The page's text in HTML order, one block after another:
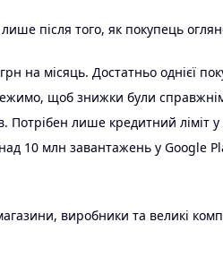
після того, як покупець
на місяць. Достатньо однієї
щоб знижки були
Потрібен лише кредитний ліміт у
10 млн завантажень у Google
виробники та великі